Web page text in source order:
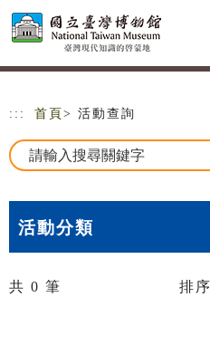
跳到主要內容
網站導覽
::: 首頁 > 活動查詢
活動分類
共 0 筆 排